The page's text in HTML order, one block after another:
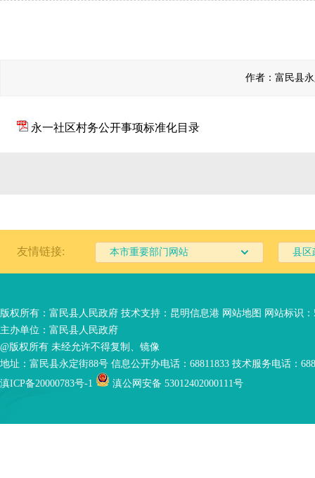
作者：富民县
永一社区村务公开事项标准化目录
友情链接: 本市重要部门网站 县区
版权所有：富民县人民政府 技术支持： 昆明信息港 网站地图 网站标识：
主办单位：富民县人民政府
@版权所有 未经允许不得复制、镜像
地址：富民县永定街88号 信息公开办电话：68811833 技术服务电话：
滇ICP备20000783号-1
滇公网安备 53012402000111号